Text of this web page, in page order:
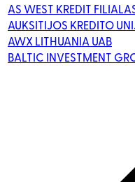
AS WEST KREDIT
AUKSITIJOS KREDITO
AWX LITHUANIA UAB
BALTIC INVESTMENT